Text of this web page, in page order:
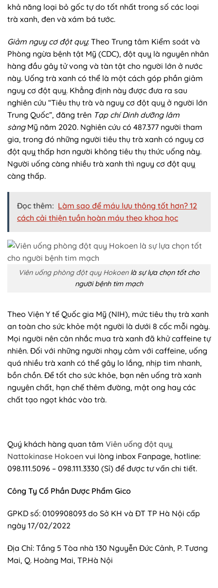
khả năng loại bỏ gốc tự do tốt nhất trong số các loại
trà xanh, đen và xám bá tước.
Giảm nguy cơ đột quỵ: Theo Trung tâm Kiểm soát và
Phòng ngừa bệnh tật Mỹ (CDC), đột quỵ là nguyên nhân
hàng đầu gây tử vong và tàn tật cho người lớn ở nước
này. Uống trà xanh có thể là một cách góp phần giảm
nguy cơ đột quỵ. Khẳng định này được đưa ra sau
nghiên cứu “Tiêu thụ trà và nguy cơ đột quỵ ở người lớn
Trung Quốc”, đăng trên Tạp chí Dinh dưỡng lâm
sàng Mỹ năm 2020. Nghiên cứu có 487.377 người tham
gia, trong đó những người tiêu thụ trà xanh có nguy cơ
đột quỵ thấp hơn người không tiêu thụ thức uống này.
Người uống càng nhiều trà xanh thì nguy cơ đột quỵ
càng thấp.
Đọc thêm: Làm sao để máu lưu thông tốt hơn? 12
cách cải thiện tuần hoàn máu theo khoa học
Viên uống phòng đột quy Hokoenlà sự lựa chọn tốt cho
người bệnh tim mạch
Theo Viện Y tế Quốc gia Mỹ (NIH), mức tiêu thụ trà xanh
an toàn cho sức khỏe một người là dưới 8 cốc mỗi ngày.
Mọi người nên cân nhắc mua trà xanh đã khử caffeine tự
nhiên. Đối với những người nhạy cảm với caffeine, uống
quá nhiều trà xanh có thể gây lo lắng, nhịp tim nhanh,
bồn chồn. Để tốt cho sức khỏe, bạn nên uống trà xanh
nguyên chất, hạn chế thêm đường, mật ong hay các
chất tạo ngọt khác vào trà.
Quý khách hàng quan tâm Viên uống đột quỵ
Nattokinase Hokoen vui lòng inbox Fanpage, hotline:
098.111.5096 – 098.111.3330 (Sỉ) để được tư vấn chi tiết.
Công Ty Cổ Phần Dược Phẩm Gico
GPKD số: 0109908093 do Sở KH và ĐT TP Hà Nội cấp
ngày 17/02/2022
Địa Chỉ: Tầng 5 Tòa nhà 130 Nguyễn Đức Cảnh, P. Tương
Mai, Q. Hoàng Mai, TP.Hà Nội